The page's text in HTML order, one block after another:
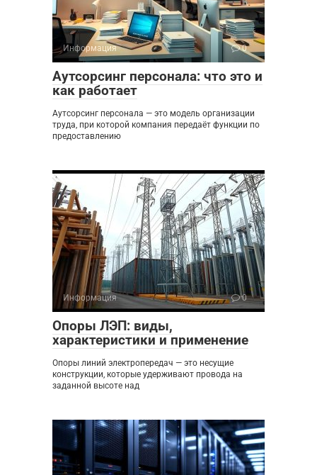
Информация 0
Аутсорсинг персонала: что это и
как работает
Аутсорсинг персонала — это модель организации
труда, при которой компания передаёт функции по
предоставлению
Информация 0
Опоры ЛЭП: виды,
характеристики и применение
Опоры линий электропередач — это несущие
конструкции, которые удерживают провода на
заданной высоте над